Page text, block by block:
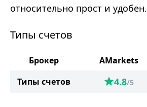
относительно прост и удобен.
Типы счетов
Брокер AMarkets
Типы счетов
4.8/5